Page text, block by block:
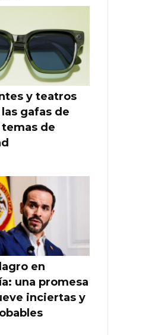
y teatros
gafas de
de
en
una promesa
inciertas y